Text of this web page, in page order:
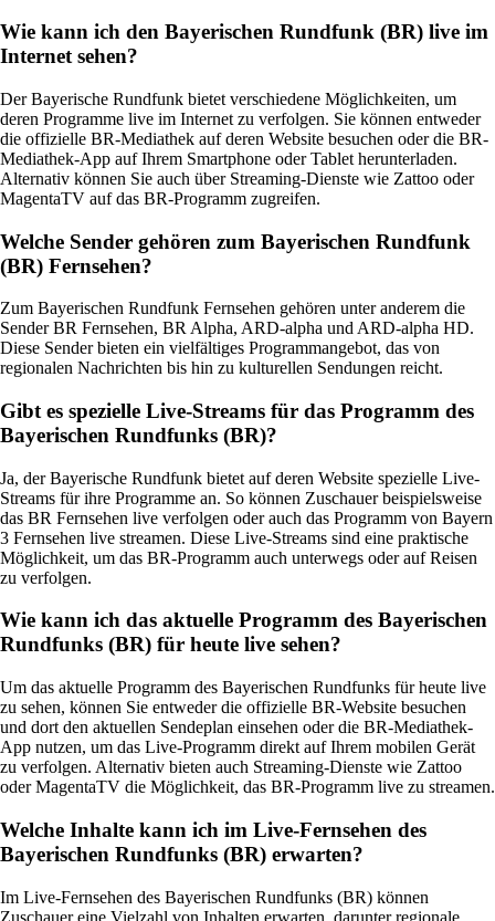
Wie kann ich den Bayerischen Rundfunk (BR) live im
Internet sehen?
Der Bayerische Rundfunk bietet verschiedene Möglichkeiten, um
deren Programme live im Internet zu verfolgen. Sie können entweder
die offizielle BR-Mediathek auf deren Website besuchen oder die BR-
Mediathek-App auf Ihrem Smartphone oder Tablet herunterladen.
Alternativ können Sie auch über Streaming-Dienste wie Zattoo oder
MagentaTV auf das BR-Programm zugreifen.
Welche Sender gehören zum Bayerischen Rundfunk
(BR) Fernsehen?
Zum Bayerischen Rundfunk Fernsehen gehören unter anderem die
Sender BR Fernsehen, BR Alpha, ARD-alpha und ARD-alpha HD.
Diese Sender bieten ein vielfältiges Programmangebot, das von
regionalen Nachrichten bis hin zu kulturellen Sendungen reicht.
Gibt es spezielle Live-Streams für das Programm des
Bayerischen Rundfunks (BR)?
Ja, der Bayerische Rundfunk bietet auf deren Website spezielle Live-
Streams für ihre Programme an. So können Zuschauer beispielsweise
das BR Fernsehen live verfolgen oder auch das Programm von Bayern
3 Fernsehen live streamen. Diese Live-Streams sind eine praktische
Möglichkeit, um das BR-Programm auch unterwegs oder auf Reisen
zu verfolgen.
Wie kann ich das aktuelle Programm des Bayerischen
Rundfunks (BR) für heute live sehen?
Um das aktuelle Programm des Bayerischen Rundfunks für heute live
zu sehen, können Sie entweder die offizielle BR-Website besuchen
und dort den aktuellen Sendeplan einsehen oder die BR-Mediathek-
App nutzen, um das Live-Programm direkt auf Ihrem mobilen Gerät
zu verfolgen. Alternativ bieten auch Streaming-Dienste wie Zattoo
oder MagentaTV die Möglichkeit, das BR-Programm live zu streamen.
Welche Inhalte kann ich im Live-Fernsehen des
Bayerischen Rundfunks (BR) erwarten?
Im Live-Fernsehen des Bayerischen Rundfunks (BR) können
Zuschauer eine Vielzahl von Inhalten erwarten, darunter regionale